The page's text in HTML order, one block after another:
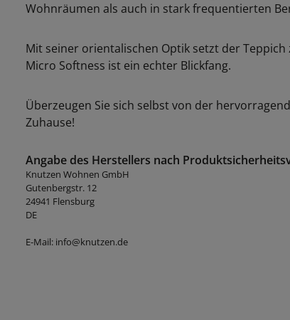
Wohnräumen als auch in stark frequentierten
Mit seiner orientalischen Optik setzt der
Micro Softness ist ein echter Blickfang.
Überzeugen Sie sich selbst von der
Zuhause!
Angabe des Herstellers nach
Knutzen Wohnen GmbH
Gutenbergstr. 12
24941 Flensburg
DE
E-Mail: info@knutzen.de